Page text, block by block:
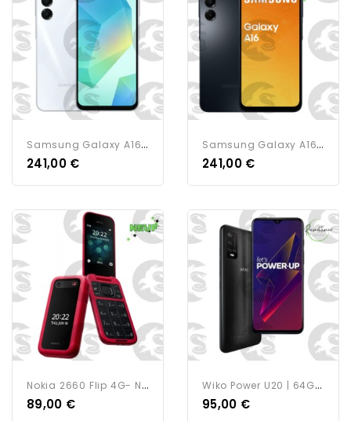
S
Amsung Galaxy A16 | 256G |...
241,00 €
S
Amsung Galaxy A16 | 256G |...
241,00 €
N
Okia 2660 Flip 4G- Neuf -...
89,00 €
W
Iko Power U20 | 64Go| Noir...
95,00 €